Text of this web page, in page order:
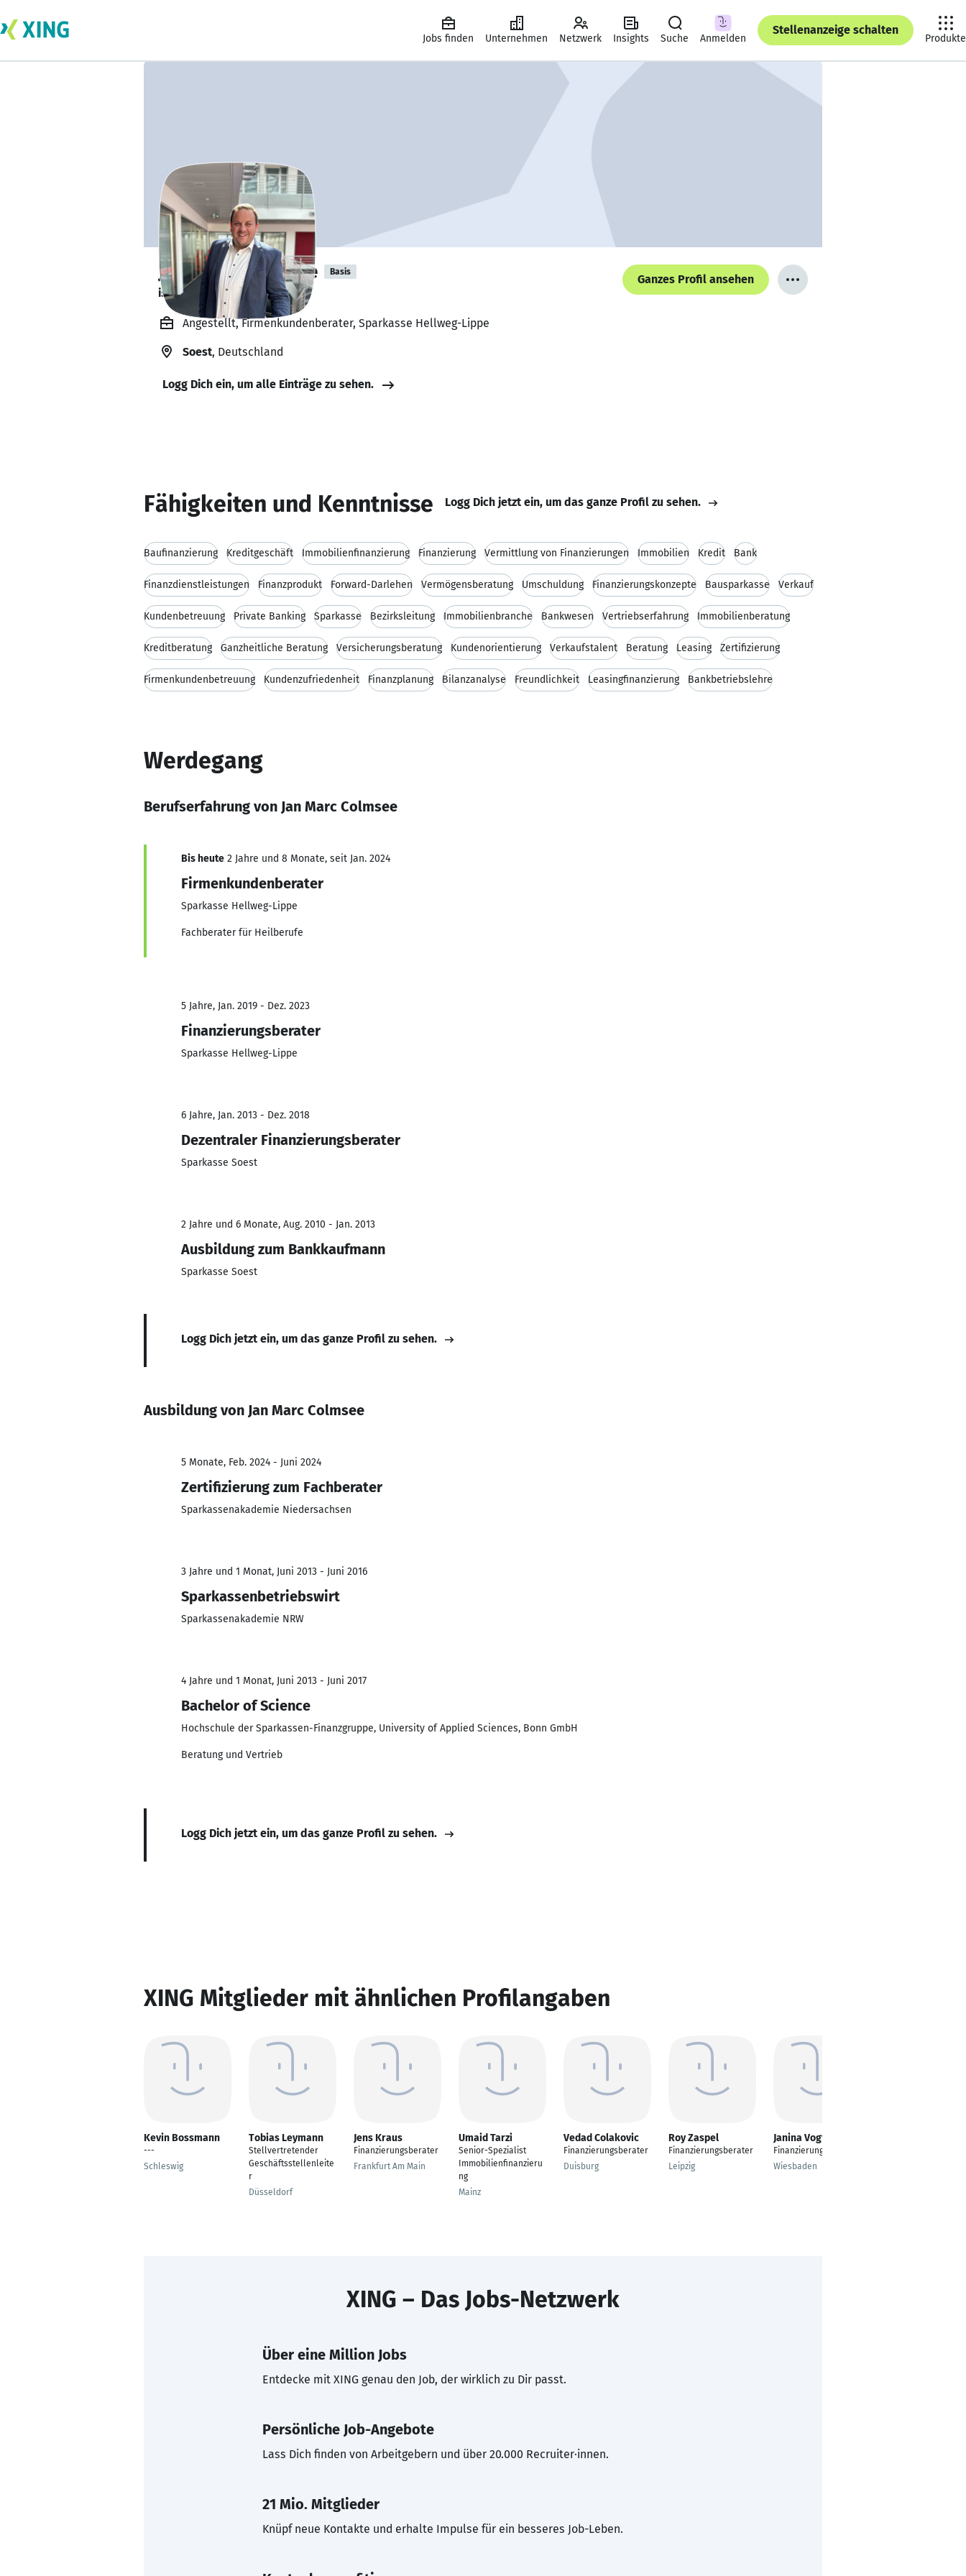
Jobs finden Unternehmen Netzwerk Insights Suche Anmelden
Stellenanzeige schalten
Produkte
Jan Marc Colmsee Basis
ist offen für Projekte. 🔎
Ganzes Profil ansehen
Angestellt, Firmenkundenberater, Sparkasse Hellweg-Lippe
Soest, Deutschland
Logg Dich ein, um alle Einträge zu sehen.
Fähigkeiten und Kenntnisse Logg Dich jetzt ein, um das ganze Profil zu sehen.
Baufinanzierung Kreditgeschäft Immobilienfinanzierung Finanzierung Vermittlung von Finanzierungen Immobilien Kredit Bank
Finanzdienstleistungen Finanzprodukt Forward-Darlehen Vermögensberatung Umschuldung Finanzierungskonzepte Bausparkasse Verkauf
Kundenbetreuung Private Banking Sparkasse Bezirksleitung Immobilienbranche Bankwesen Vertriebserfahrung Immobilienberatung
Kreditberatung Ganzheitliche Beratung Versicherungsberatung Kundenorientierung Verkaufstalent Beratung Leasing Zertifizierung
Firmenkundenbetreuung Kundenzufriedenheit Finanzplanung Bilanzanalyse Freundlichkeit Leasingfinanzierung Bankbetriebslehre
Werdegang
Berufserfahrung von Jan Marc Colmsee
Bis heute 2 Jahre und 8 Monate, seit Jan. 2024
Firmenkundenberater
Sparkasse Hellweg-Lippe
Fachberater für Heilberufe
5 Jahre, Jan. 2019 - Dez. 2023
Finanzierungsberater
Sparkasse Hellweg-Lippe
6 Jahre, Jan. 2013 - Dez. 2018
Dezentraler Finanzierungsberater
Sparkasse Soest
2 Jahre und 6 Monate, Aug. 2010 - Jan. 2013
Ausbildung zum Bankkaufmann
Sparkasse Soest
Logg Dich jetzt ein, um das ganze Profil zu sehen.
Ausbildung von Jan Marc Colmsee
5 Monate, Feb. 2024 - Juni 2024
Zertifizierung zum Fachberater
Sparkassenakademie Niedersachsen
3 Jahre und 1 Monat, Juni 2013 - Juni 2016
Sparkassenbetriebswirt
Sparkassenakademie NRW
4 Jahre und 1 Monat, Juni 2013 - Juni 2017
Bachelor of Science
Hochschule der Sparkassen-Finanzgruppe, University of Applied Sciences, Bonn GmbH
Beratung und Vertrieb
Logg Dich jetzt ein, um das ganze Profil zu sehen.
XING Mitglieder mit ähnlichen Profilangaben
Kevin Bossmann
---
Schleswig
Tobias Leymann
Stellvertretender
Geschäftsstellenleite
r
Düsseldorf
Jens Kraus
Finanzierungsberater
Frankfurt Am Main
Umaid Tarzi
Senior-Spezialist
Immobilienfinanzieru
ng
Mainz
Vedad Colakovic
Finanzierungsberater
Duisburg
Roy Zaspel
Finanzierungsberater
Leipzig
Janina Vogt
Finanzierungsberater
Wiesbaden
XING – Das Jobs-Netzwerk
Über eine Million Jobs
Entdecke mit XING genau den Job, der wirklich zu Dir passt.
Persönliche Job-Angebote
Lass Dich finden von Arbeitgebern und über 20.000 Recruiter·innen.
21 Mio. Mitglieder
Knüpf neue Kontakte und erhalte Impulse für ein besseres Job-Leben.